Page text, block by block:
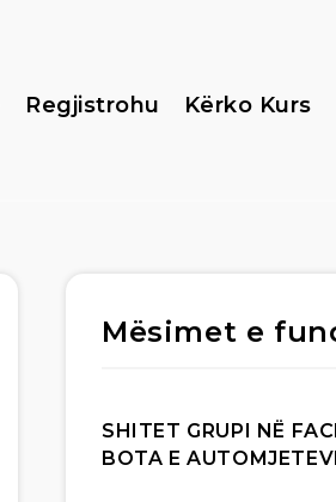
Regjistrohu Kërko Kurs
Mësimet e
SHITET GRUPI NË
BOTA E